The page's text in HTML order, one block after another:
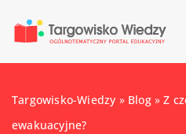
Targowisko-Wiedzy » Blog»Z
ewakuacyjne?